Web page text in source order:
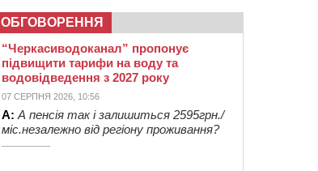
ОБГОВОРЕННЯ
“Черкасиводоканал” пропонує
підвищити тарифи на воду та
водовідведення з 2027 року
07 СЕРПНЯ 2026, 10:56
А: А пенсія так і залишиться 2595грн./
міс.незалежно від регіону проживання?